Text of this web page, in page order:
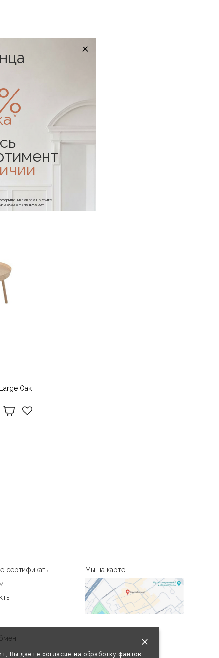
Вы даете согласие на обработку файлов
Oak
заказа на сайте
заказа менеджером
Мы на карте
сертификаты